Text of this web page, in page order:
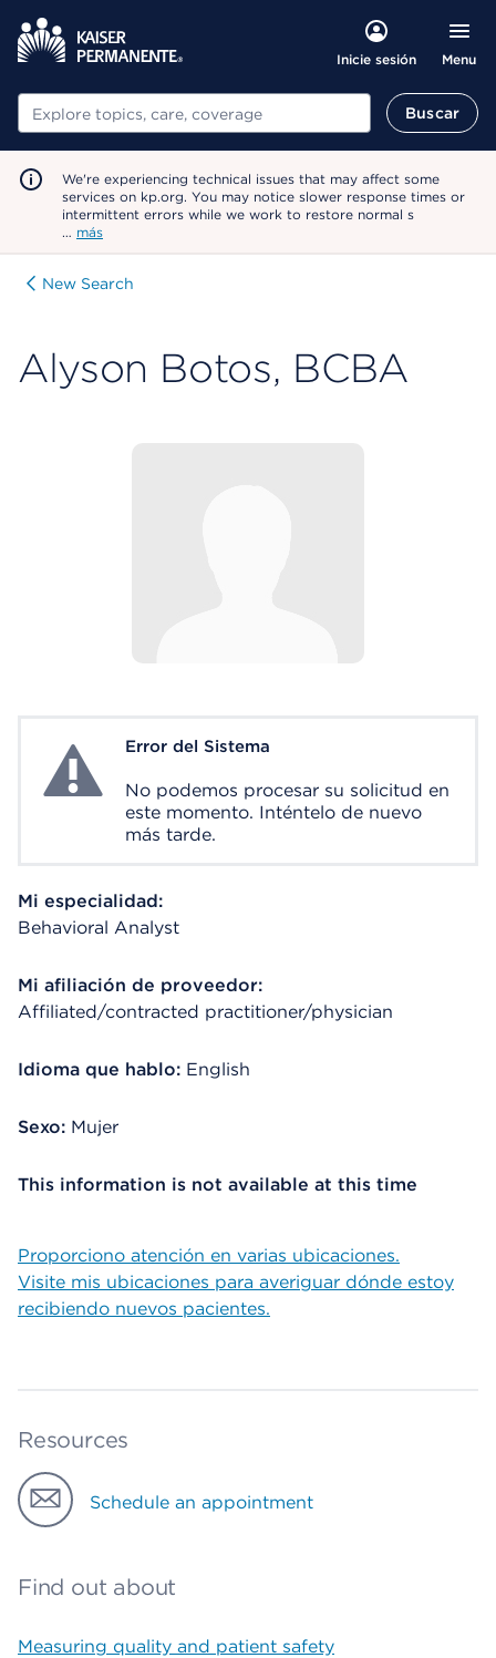
Inicie sesión Menu
Buscar Buscar
We're experiencing technical issues that may affect some
services on kp.org. You may notice slower response times or
intermittent errors while we work to restore normal s
… más
New Search
Alyson Botos, BCBA
System ErrorError del Sistema
No podemos procesar su solicitud en
este momento. Inténtelo de nuevo
más tarde.
Mi especialidad:
Behavioral Analyst
Mi afiliación de proveedor:
Affiliated/contracted practitioner/physician
Idioma que hablo: English
Sexo: Mujer
This information is not available at this time
Proporciono atención en varias ubicaciones.
Visite mis ubicaciones para averiguar dónde estoy
recibiendo nuevos pacientes.
Resources
Schedule an appointment
Find out about
Measuring quality and patient safety